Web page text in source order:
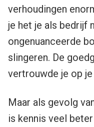
verhoudingen
je het je als bedrijf
ongenuanceerde
slingeren. De
vertrouwde je op
Maar als gevolg
is kennis veel